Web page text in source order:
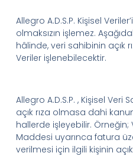
Allegro A.D.S.P. Kişisel Veriler’i
olmaksızın işlemez.
hâlinde, veri sahibinin açık
Veriler işlenebilecektir.
Allegro A.D.S.P. ,Kişisel Veri
açık rıza olmasa dahi
hallerde işleyebilir. Örneğin;
Maddesi uyarınca fatura
verilmesi için ilgili kişinin